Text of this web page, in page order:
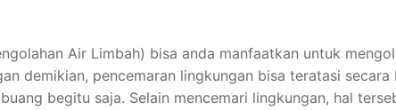
Air Limbah) bisa anda manfaatkan untuk
demikian, pencemaran lingkungan bisa teratasi secara
begitu saja. Selain mencemari lingkungan, hal